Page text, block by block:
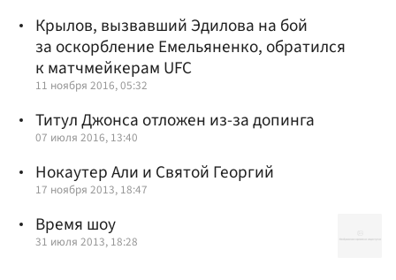
Крылов, вызвавший Эдилова на бой
за оскорбление Емельяненко, обратился
к матчмейкерам UFC
11 ноября 2016, 05:32
Титул Джонса отложен из-за допинга
07 июля 2016, 13:40
Нокаутер Али и Святой Георгий
17 ноября 2013, 18:47
Время шоу
31 июля 2013, 18:28